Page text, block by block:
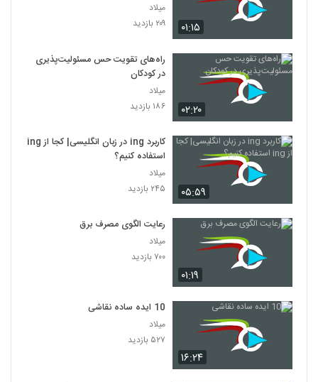
۰۱:۱۵
میلاد
۲۰۹ بازدید
۰۲:۲۰
راه‌های تقویت حس مسئولیت‌پذیری
در کودکان
میلاد
۱۸۶ بازدید
۰۵:۵۹
کاربرد ing در زبان انگلیسی| کجا از ing
استفاده کنیم؟
میلاد
۲۴۵ بازدید
۰۱:۱۹
رعایت الگوی مصرف برق
میلاد
۷۰۰ بازدید
۱۶:۲۴
10 ایده ساده نقاشی
میلاد
۵۲۷ بازدید